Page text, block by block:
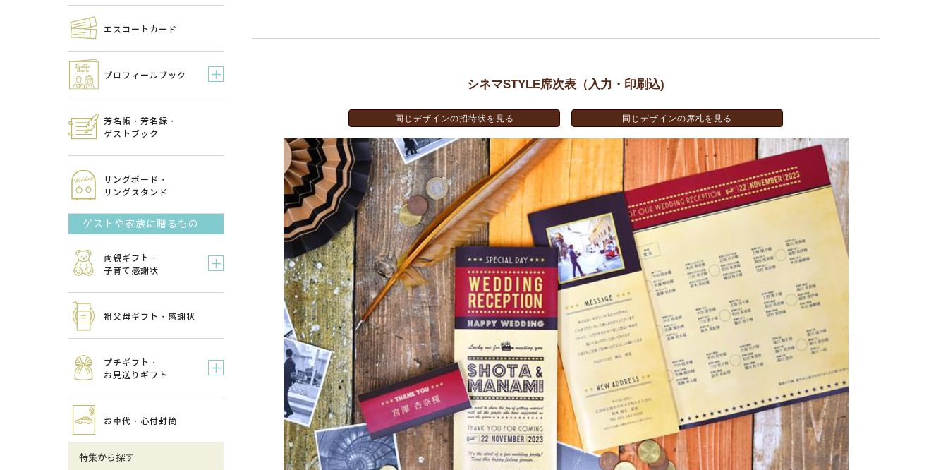
エスコートカード
プロフィールブック
芳名帳・芳名録・
ゲストブック
リングボード・
リングスタンド
ゲストや家族に贈るもの
両親ギフト・
子育て感謝状
祖父母ギフト・感謝状
プチギフト・
お見送りギフト
お車代・心付封筒
特集から探す
シネマSTYLE席次表（入力・印刷込)
同じデザインの招待状を見る 同じデザインの席札を見る